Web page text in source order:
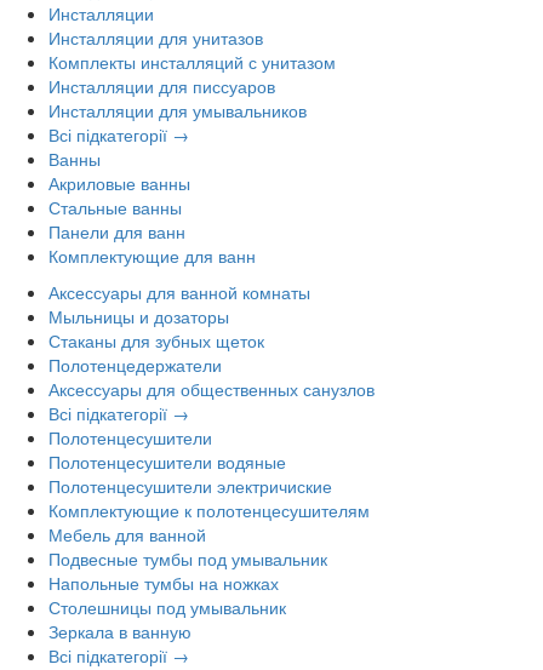
Инсталляции
Инсталляции для унитазов
Комплекты инсталляций с унитазом
Инсталляции для писсуаров
Инсталляции для умывальников
Всі підкатегорії →
Ванны
Акриловые ванны
Стальные ванны
Панели для ванн
Комплектующие для ванн
Аксессуары для ванной комнаты
Мыльницы и дозаторы
Стаканы для зубных щеток
Полотенцедержатели
Аксессуары для общественных санузлов
Всі підкатегорії →
Полотенцесушители
Полотенцесушители водяные
Полотенцесушители электричиские
Комплектующие к полотенцесушителям
Мебель для ванной
Подвесные тумбы под умывальник
Напольные тумбы на ножках
Столешницы под умывальник
Зеркала в ванную
Всі підкатегорії →